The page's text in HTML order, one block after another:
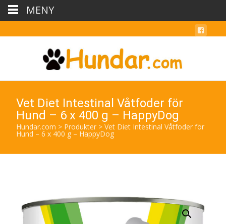
Vet Diet Intestinal Våtfoder för
Hund – 6 x 400 g – HappyDog
Hundar.com > Produkter > Vet Diet Intestinal Våtfoder för
Hund – 6 x 400 g – HappyDog
MENY